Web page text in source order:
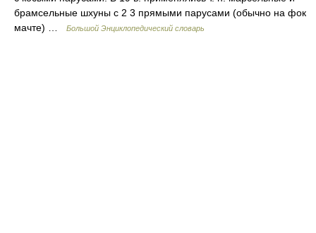
брамсельные шхуны с 2 3 прямыми парусами (обычно на фок
мачте) …
Большой Энциклопедический словарь